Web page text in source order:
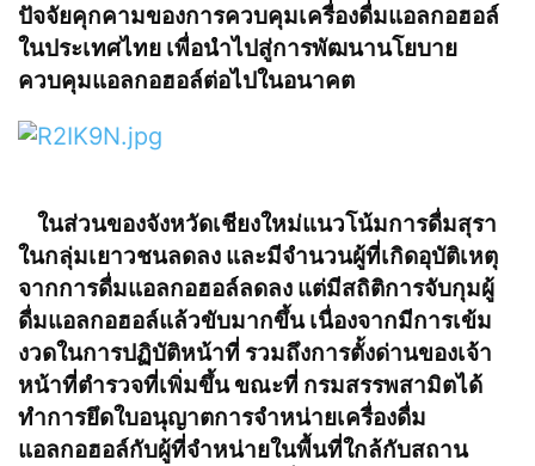
ปัจจัยคุกคามของการควบคุมเครื่องดื่มแอลกอฮอล์
ในประเทศไทย เพื่อนำไปสู่การพัฒนานโยบาย
ควบคุมแอลกอฮอล์ต่อไปในอนาคต
ในส่วนของจังหวัดเชียงใหม่แนวโน้มการดื่มสุรา
ในกลุ่มเยาวชนลดลง และมีจำนวนผู้ที่เกิดอุบัติเหตุ
จากการดื่มแอลกอฮอล์ลดลง แต่มีสถิติการจับกุมผู้
ดื่มแอลกอฮอล์แล้วขับมากขึ้น เนื่องจากมีการเข้ม
งวดในการปฏิบัติหน้าที่ รวมถึงการตั้งด่านของเจ้า
หน้าที่ตำรวจที่เพิ่มขึ้น ขณะที่ กรมสรรพสามิตได้
ทำการยึดใบอนุญาตการจำหน่ายเครื่องดื่ม
แอลกอฮอล์กับผู้ที่จำหน่ายในพื้นที่ใกล้กับสถาน